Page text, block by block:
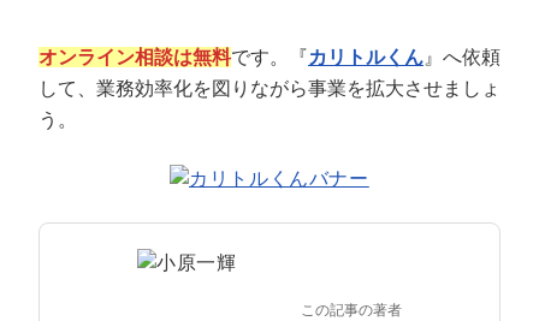
常勤監査役
内部監査室長
オンライン相談は無料です。『カリトルくん 』へ依頼
して、業務効率化を図りながら事業を拡大させましょ
う。
この記事の著者